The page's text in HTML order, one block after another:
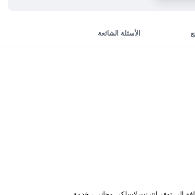
الأسئلة الشائعة